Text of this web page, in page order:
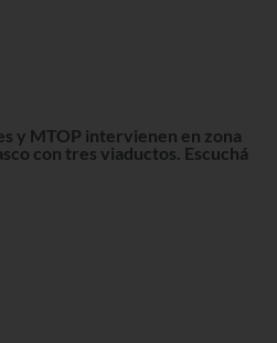
y MTOP intervienen en zona
con tres viaductos. Escuchá